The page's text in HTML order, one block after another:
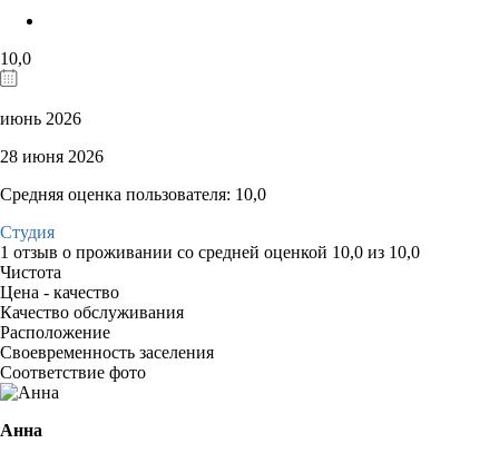
10,0
июнь 2026
28 июня 2026
Средняя оценка пользователя: 10,0
Студия
1 отзыв о проживании со средней оценкой 10,0 из 10,0
Чистота
Цена - качество
Качество обслуживания
Расположение
Своевременность заселения
Соответствие фото
Анна